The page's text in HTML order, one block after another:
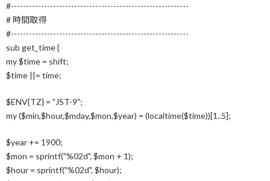
#-----------------------------------------------------------
# 時間取得
#-----------------------------------------------------------
sub get_time {
my $time = shift;
$time ||= time;
$ENV{TZ} = "JST-9";
my ($min,$hour,$mday,$mon,$year) = (localtime($time))[1..5];
$year += 1900;
$mon = sprintf("%02d", $mon + 1);
$hour = sprintf("%02d", $hour);